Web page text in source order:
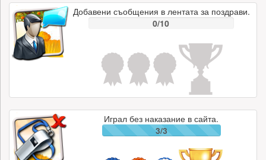
Добавени съобщения в лентата за поздрави.
0/10
Играл без наказание в сайта.
3/3